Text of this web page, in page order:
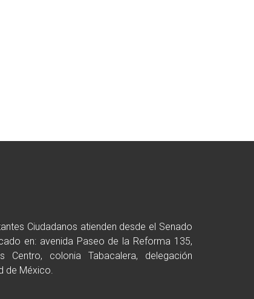
Ciudadanos atienden desde el Senado
en: avenida Paseo de la Reforma 135,
Centro, colonia Tabacalera, delegación
de México.